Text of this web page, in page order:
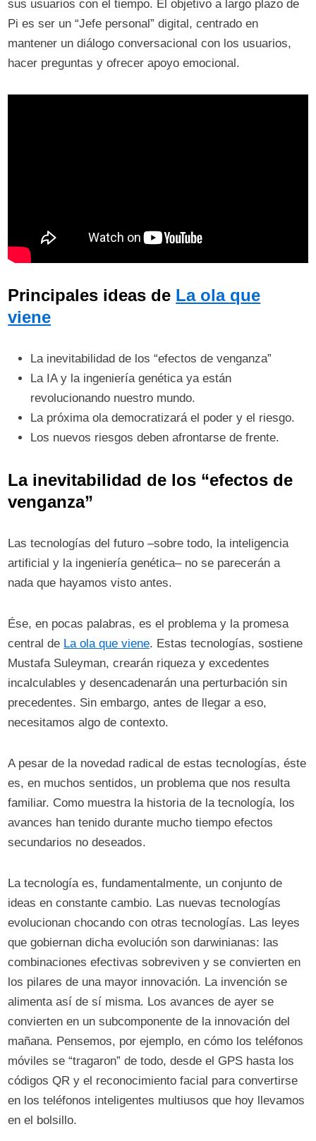
sus usuarios con el tiempo. El objetivo a largo plazo de
Pi es ser un “Jefe personal” digital, centrado en
mantener un diálogo conversacional con los usuarios,
hacer preguntas y ofrecer apoyo emocional.
Principales ideas de La ola que
viene
La inevitabilidad de los “efectos de venganza”
La IA y la ingeniería genética ya están
revolucionando nuestro mundo.
La próxima ola democratizará el poder y el riesgo.
Los nuevos riesgos deben afrontarse de frente.
La inevitabilidad de los “efectos de
venganza”
Las tecnologías del futuro –sobre todo, la inteligencia
artificial y la ingeniería genética– no se parecerán a
nada que hayamos visto antes.
Ése, en pocas palabras, es el problema y la promesa
central de La ola que viene. Estas tecnologías, sostiene
Mustafa Suleyman, crearán riqueza y excedentes
incalculables y desencadenarán una perturbación sin
precedentes. Sin embargo, antes de llegar a eso,
necesitamos algo de contexto.
A pesar de la novedad radical de estas tecnologías, éste
es, en muchos sentidos, un problema que nos resulta
familiar. Como muestra la historia de la tecnología, los
avances han tenido durante mucho tiempo efectos
secundarios no deseados.
La tecnología es, fundamentalmente, un conjunto de
ideas en constante cambio. Las nuevas tecnologías
evolucionan chocando con otras tecnologías. Las leyes
que gobiernan dicha evolución son darwinianas: las
combinaciones efectivas sobreviven y se convierten en
los pilares de una mayor innovación. La invención se
alimenta así de sí misma. Los avances de ayer se
convierten en un subcomponente de la innovación del
mañana. Pensemos, por ejemplo, en cómo los teléfonos
móviles se “tragaron” de todo, desde el GPS hasta los
códigos QR y el reconocimiento facial para convertirse
en los teléfonos inteligentes multiusos que hoy llevamos
en el bolsillo.